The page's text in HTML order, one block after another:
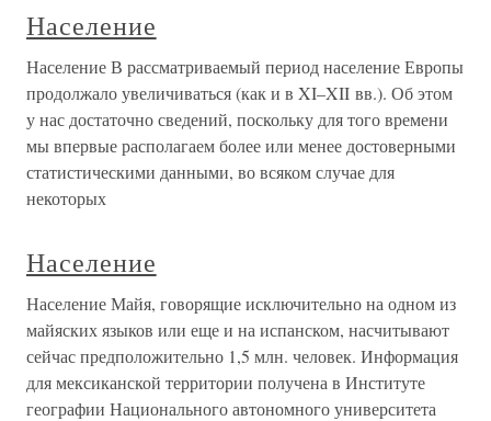
Население
Население В рассматриваемый период население Европы
продолжало увеличиваться (как и в XI–XII вв.). Об этом
у нас достаточно сведений, поскольку для того времени
мы впервые располагаем более или менее достоверными
статистическими данными, во всяком случае для
некоторых
Население
Население Майя, говорящие исключительно на одном из
майяских языков или еще и на испанском, насчитывают
сейчас предположительно 1,5 млн. человек. Информация
для мексиканской территории получена в Институте
географии Национального автономного университета